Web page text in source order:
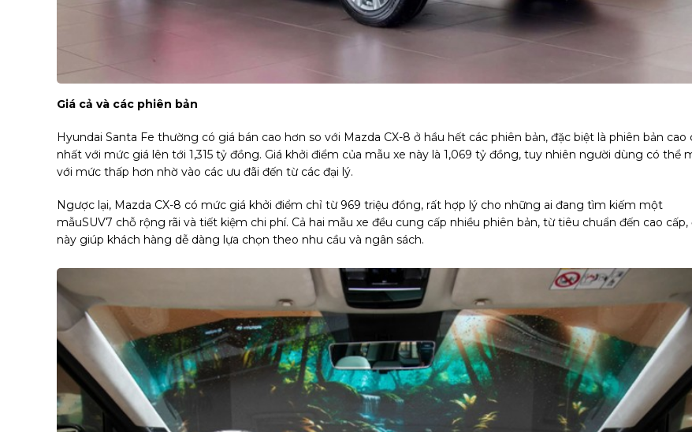
Giá cả và các phiên bản
Hyundai Santa Fe thường có giá bán cao hơn so với Mazda CX-8 ở hầu hết các phiên bản, đặc biệt là phiên bản cao
nhất với mức giá lên tới 1,315 tỷ đồng. Giá khởi điểm của mẫu xe này là 1,069 tỷ đồng, tuy nhiên người dùng có thể
với mức thấp hơn nhờ vào các ưu đãi đến từ các đại lý.
Ngược lại, Mazda CX-8 có mức giá khởi điểm chỉ từ 969 triệu đồng, rất hợp lý cho những ai đang tìm kiếm một
mẫuSUV7 chỗ rộng rãi và tiết kiệm chi phí. Cả hai mẫu xe đều cung cấp nhiều phiên bản, từ tiêu chuẩn đến cao cấp,
này giúp khách hàng dễ dàng lựa chọn theo nhu cầu và ngân sách.